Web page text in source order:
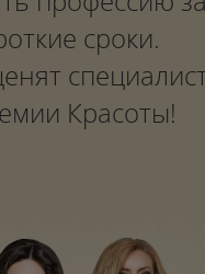
сроки.
Красоты!